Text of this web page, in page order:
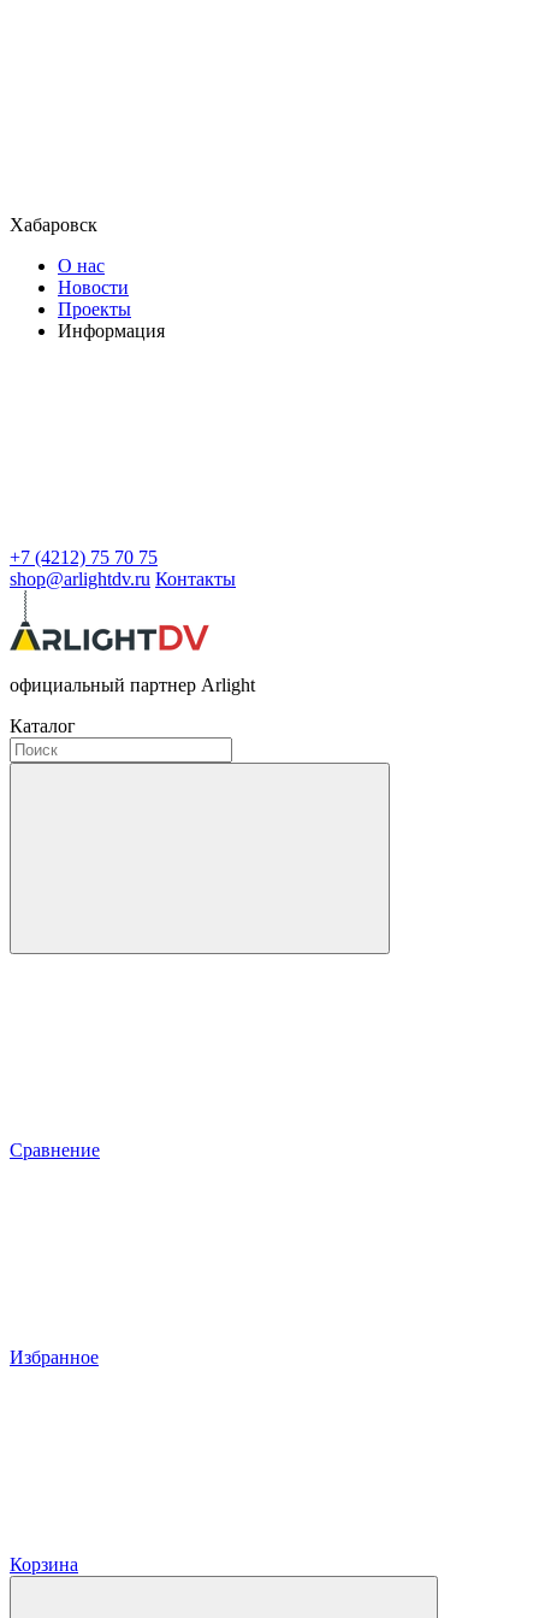
Хабаровск
О нас
Новости
Проекты
Информация
+7 (4212) 75 70 75
shop@arlightdv.ru Контакты
официальный партнер Arlight
Каталог
Сравнение
Избранное
Корзина